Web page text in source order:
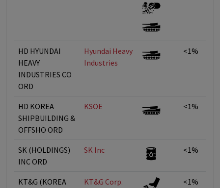
HD HYUNDAI
HEAVY
INDUSTRIES CO
ORD
Hyundai Heavy
Industries
<1%
HD KOREA
SHIPBUILDING &
OFFSHO ORD
KSOE <1%
SK (HOLDINGS)
INC ORD
SK Inc <1%
KT&G (KOREA
KT&G Corp. <1%